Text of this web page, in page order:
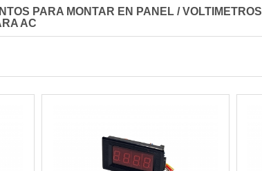
PARA MONTAR EN PANEL/VOLTIMETROS
AC